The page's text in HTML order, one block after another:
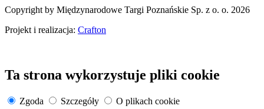
Copyright by Międzynarodowe Targi Poznańskie Sp. z o. o. 2026
Projekt i realizacja: Crafton
Ta strona wykorzystuje pliki cookie
Zgoda Szczegóły
O plikach cookie